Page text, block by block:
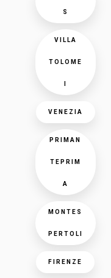
S
VILLA
TOLOME
VENEZIA
PRIMAN
TEPRIM
A
MONTES
PERTOLI
FIRENZE